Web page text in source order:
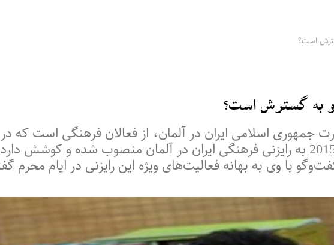
است؟
به گسترش است؟
جمهوری اسلامی ایران در آلمان، از فعالان فرهنگی است
فرهنگی شناخته شده است. او از سال 2015 به رایزنی فرهنگی ایران در آلمان
با وی به بهانه فعالیت‌های ویژه این رایزنی در ایام